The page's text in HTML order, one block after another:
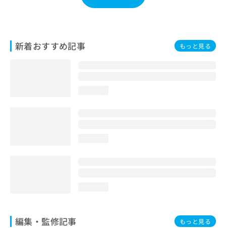
新着おすすめ記事 もっと見る
編集・監修記事 もっと見る
わ